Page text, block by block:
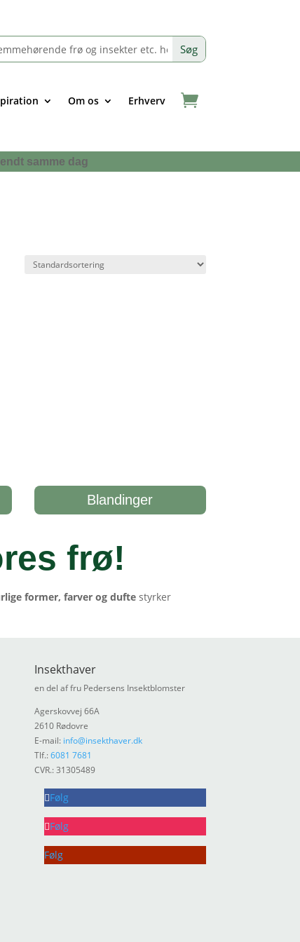
Om os Erhverv
samme dag
Blandinger
frø!
former, farver og duftestyrker
Insekthaver
en del af fru Pedersens Insektblomster
Agerskovvej 66A
2610 Rødovre
E-mail: info@insekthaver.dk
Tlf.:6081 7681
CVR.: 31305489
Følg
Følg
Følg